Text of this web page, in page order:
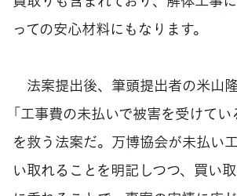
っての安心材料にもなります。
法案提出後、筆頭提出者の米山隆
「工事費の未払いで被害を受けて
を救う法案だ。万博協会が未払い
い取れることを明記しつつ、買い